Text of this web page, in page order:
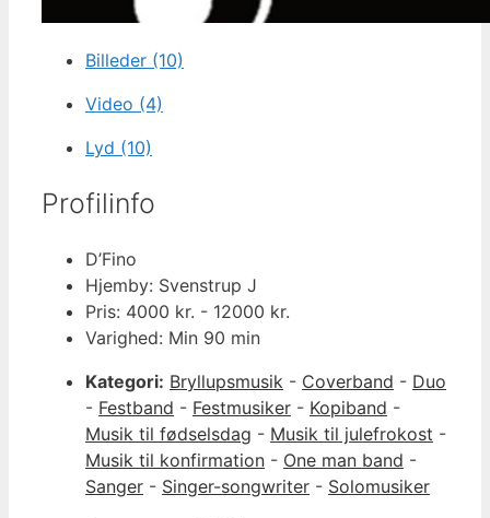
Billeder (10)
Video (4)
Lyd (10)
Profilinfo
D’Fino
Hjemby: Svenstrup J
Pris: 4000 kr. - 12000 kr.
Varighed: Min 90 min
Kategori: Bryllupsmusik - Coverband - Duo
- Festband - Festmusiker - Kopiband -
Musik til fødselsdag - Musik til julefrokost -
Musik til konfirmation - One man band -
Sanger - Singer-songwriter - Solomusiker